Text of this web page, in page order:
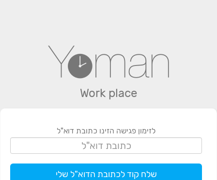
Work place
לזימון פגישה הזינו כתובת דוא"ל
שלח קוד לכתובת הדוא"ל שלי